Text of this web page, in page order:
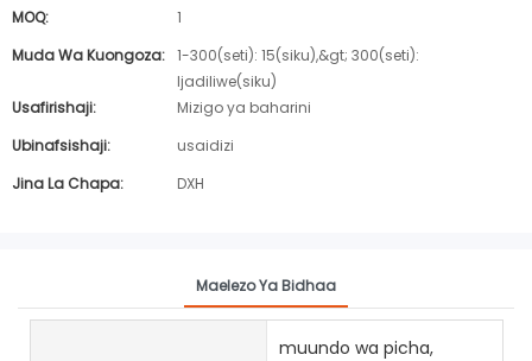
MOQ:
1
Muda Wa Kuongoza: 1-300(seti): 15(siku),&gt; 300(seti):
Ijadiliwe(siku)
Usafirishaji:
Mizigo ya baharini
Ubinafsishaji:
usaidizi
Jina La Chapa:
DXH
Maelezo Ya Bidhaa
muundo wa picha,